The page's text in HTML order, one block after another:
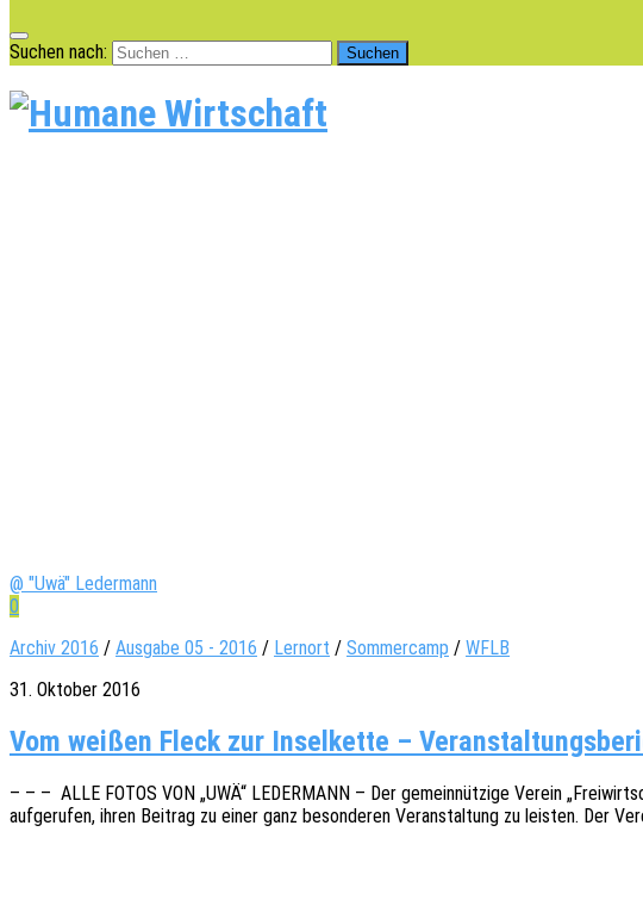
Suchen nach:
@ "Uwä" Ledermann
0
Archiv 2016 / Ausgabe 05 - 2016 / Lernort / Sommercamp / WFLB
31. Oktober 2016
Vom wei­ßen Fleck zur Insel­kette –
– – – ALLE FOTOS VON „UWÄ“ LEDERMANN – Der gemein­nüt­zi­ge Verein
aufge­ru­fen, ihren Beitrag zu einer ganz beson­de­ren Veran­stal­tung zu leis­ten. Der